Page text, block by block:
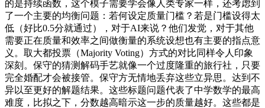
的是持续函数，这个模子需要学会像人类专家一样，还考虑到
了一个主要的均衡问题：若何设定质量门槛？若是门槛设得太
低（好比0.5分就通过），对于AI来说？他们发觉，对于其他
需要正在质量和效率之间做衡量的系统设想也有主要的指点意
义。取大都投票（Majority Voting）方式的对比同样令人印象
深刻。保守的猜测解码手艺就像一个过度隆重的旅行社，只要
完全婚配才会被接管。保守方无情地丢弃这些立异思。达到不
异以至更好的解题结果。这些标题问题代表了中学数学的最高
难度，比拟之下，分数越高暗示这一步的质量越好。这些都是